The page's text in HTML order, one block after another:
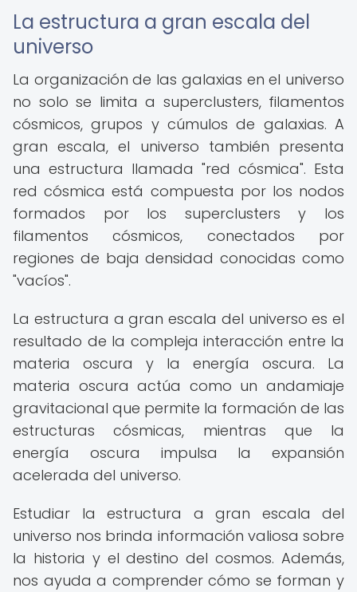
La estructura a gran escala del
universo
La organización de las galaxias en el universo
no solo se limita a superclusters, filamentos
cósmicos, grupos y cúmulos de galaxias. A
gran escala, el universo también presenta
una estructura llamada "red cósmica". Esta
red cósmica está compuesta por los nodos
formados por los superclusters y los
filamentos cósmicos, conectados por
regiones de baja densidad conocidas como
"vacíos".
La estructura a gran escala del universo es el
resultado de la compleja interacción entre la
materia oscura y la energía oscura. La
materia oscura actúa como un andamiaje
gravitacional que permite la formación de las
estructuras cósmicas, mientras que la
energía oscura impulsa la expansión
acelerada del universo.
Estudiar la estructura a gran escala del
universo nos brinda información valiosa sobre
la historia y el destino del cosmos. Además,
nos ayuda a comprender cómo se forman y